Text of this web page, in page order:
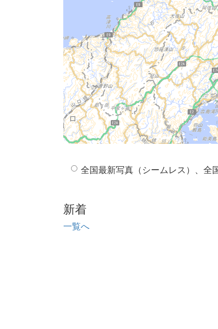
全国最新写真（シームレス）、全
新着
一覧へ